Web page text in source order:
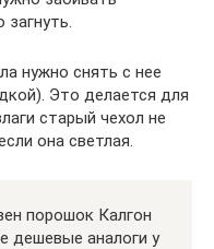
нужно снять с нее
Это делается для
старый чехол не
она светлая.
порошок Калгон
дешевые аналоги у